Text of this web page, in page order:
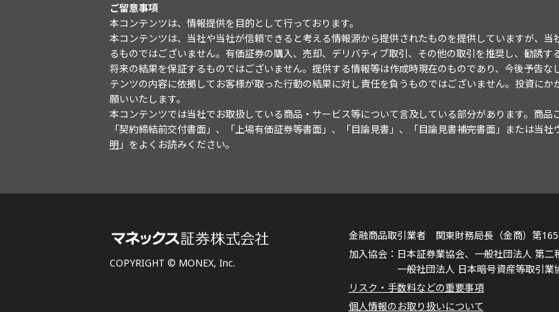
ご留意事項
本コンテンツは、情報提供を目的として行っております。
本コンテンツは、当社や当社が信頼できると考える情報源から提供されたものを提供していますが、
るものではございません。有価証券の購入、売却、デリバティブ取引、その他の取引を推奨し、勧誘す
将来の結果を保証するものではございません。提供する情報等は作成時現在のものであり、今後予告
テンツの内容に依拠してお客様が取った行動の結果に対し責任を負うものではございません。投資に
願いいたします。
本コンテンツでは当社でお取扱している商品・サービス等について言及している部分があります。商
「契約締結前交付書面」、「上場有価証券等書面」、「目論見書」、「目論見書補完書面」または当社
明 」をよくお読みください。
COPYRIGHT © MONEX, Inc.
金融商品取引業者 関東財務局長（金商）第
日本証券業協会、一般社団法人 第二
一般社団法人 日本暗号資産等取引
リスク・手数料などの重要事項
個人情報のお取り扱いについて